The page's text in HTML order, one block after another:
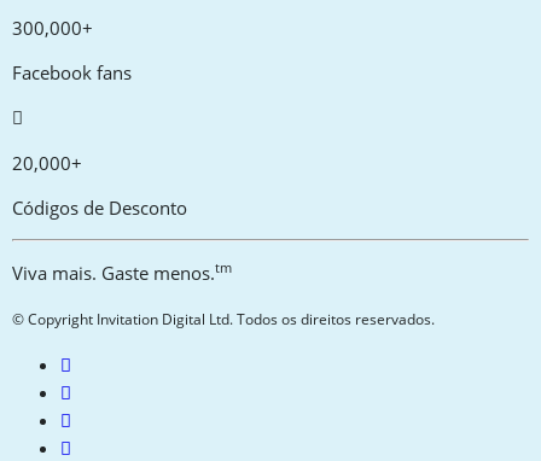
300,000+
Facebook fans
20,000+
Códigos de Desconto
Viva mais. Gaste menos.tm
© Copyright Invitation Digital Ltd. Todos os direitos reservados.